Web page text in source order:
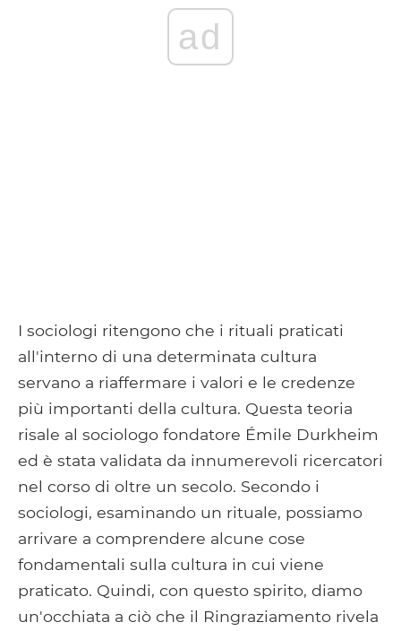
ad
I sociologi ritengono che i rituali praticati
all'interno di una determinata cultura
servano a riaffermare i valori e le credenze
più importanti della cultura. Questa teoria
risale al sociologo fondatore Émile Durkheim
ed è stata validata da innumerevoli ricercatori
nel corso di oltre un secolo. Secondo i
sociologi, esaminando un rituale, possiamo
arrivare a comprendere alcune cose
fondamentali sulla cultura in cui viene
praticato. Quindi, con questo spirito, diamo
un'occhiata a ciò che il Ringraziamento rivela